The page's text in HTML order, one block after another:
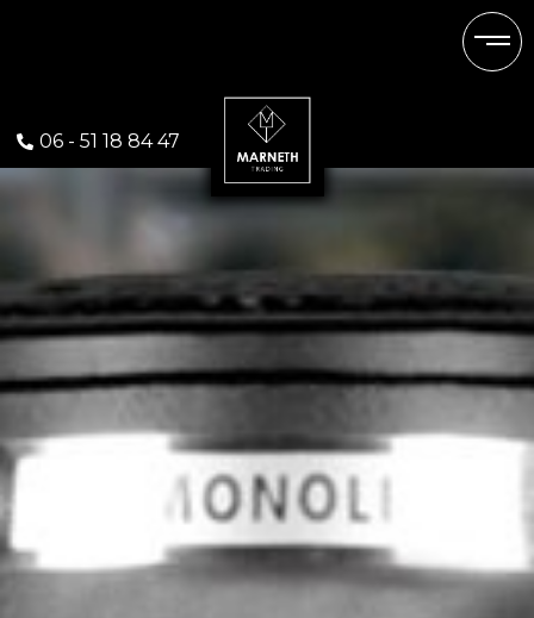
06 - 51 18 84 47